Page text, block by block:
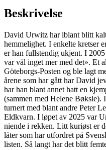
Beskrivelse
David Urwitz har iblant blitt
hemmelighet. I enkelte kretser
er han fullstendig ukjent. I
var väl inget mer med det». Et
Göteborgs-Posten og ble lagt
årene som har gått har David
har han blant annet hatt en
(sammen med Helene Bøksle).
turnert med blant andre Peter
Eldkvarn. I løpet av 2025 var
niende i rekken. Litt kuriøst er
låter som har utfordret på
listen. Så langt har det blitt